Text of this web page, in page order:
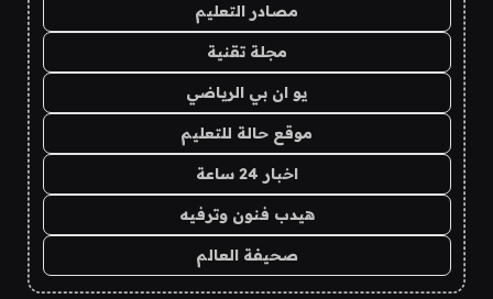
مصادر التعليم
مجلة تقنية
يو ان بي الرياضي
موقع حالة للتعليم
اخبار 24 ساعة
هيدب فنون وترفيه
صحيفة العالم